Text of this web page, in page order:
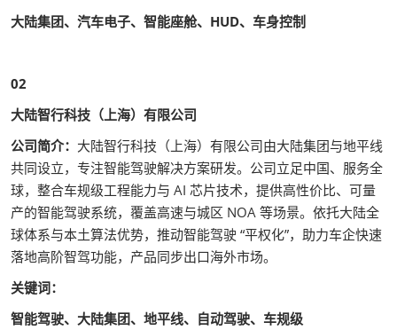
大陆集团、汽车电子、智能座舱、HUD、车身控制
02
大陆智行科技（上海）有限公司
公司简介： 大陆智行科技（上海）有限公司由大陆集团与地平线
共同设立，专注智能驾驶解决方案研发。公司立足中国、服务全
球，整合车规级工程能力与 AI 芯片技术，提供高性价比、可量
产的智能驾驶系统，覆盖高速与城区 NOA 等场景。依托大陆全
球体系与本土算法优势，推动智能驾驶 “平权化”，助力车企快速
落地高阶智驾功能，产品同步出口海外市场。
关键词：
智能驾驶、大陆集团、地平线、自动驾驶、车规级